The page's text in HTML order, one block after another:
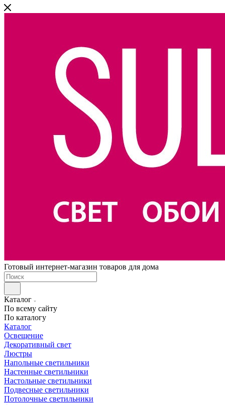
Готовый интернет-магазин товаров для дома
Каталог
По всему сайту
По каталогу
Каталог
Освещение
Декоративный свет
Люстры
Напольные светильники
Настенные светильники
Настольные светильники
Подвесные светильники
Потолочные светильники